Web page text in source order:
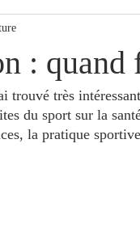
:
trouvé très
du sport sur la
la pratique